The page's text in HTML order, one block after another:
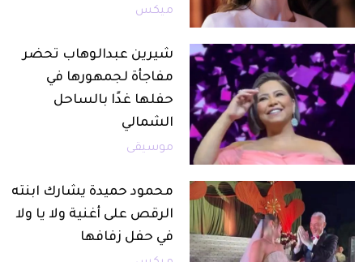
ميكس
شيرين عبدالوهاب تحضر
مفاجأة لجمهورها في
حفلها غدًا بالساحل
الشمالي
موسيقى
محمود حميدة يشارك ابنته
الرقص على أغنية ولا يا ولا
في حفل زفافها